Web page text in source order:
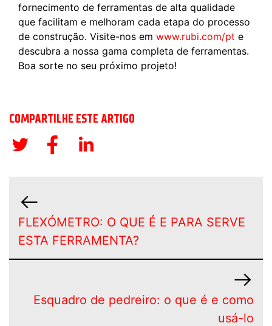
fornecimento de ferramentas de alta qualidade
que facilitam e melhoram cada etapa do processo
de construção. Visite-nos em www.rubi.com/pt e
descubra a nossa gama completa de ferramentas.
Boa sorte no seu próximo projeto!
COMPARTILHE ESTE ARTIGO
FLEXÓMETRO: O QUE É E PARA SERVE
ESTA FERRAMENTA?
Esquadro de pedreiro: o que é e como
usá-lo